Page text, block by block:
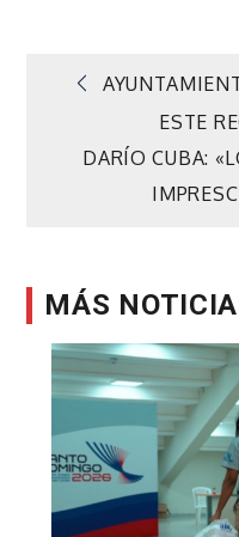
de
ESTE
DARÍO CUBA:
MÁS